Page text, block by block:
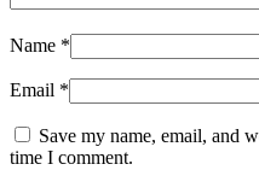
Name *
Email *
Save my name, email, and
time I comment.